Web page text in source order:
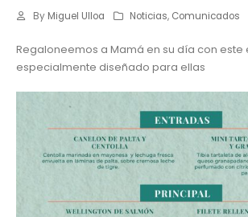
By Miguel Ulloa Noticias, Comunicados
Regaloneemos a Mamá en su día con
especialmente diseñado para ellas